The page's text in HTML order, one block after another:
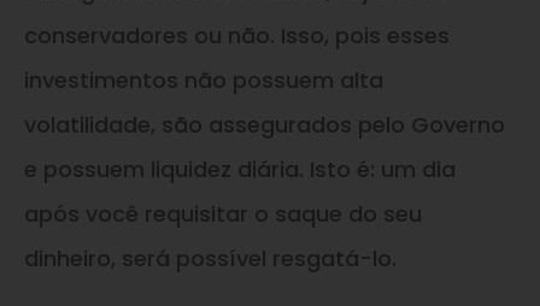
conservadores ou não. Isso, pois esses
investimentos não possuem alta
volatilidade, são assegurados pelo Governo
e possuem liquidez diária. Isto é: um dia
após você requisitar o saque do seu
dinheiro, será possível resgatá-lo.